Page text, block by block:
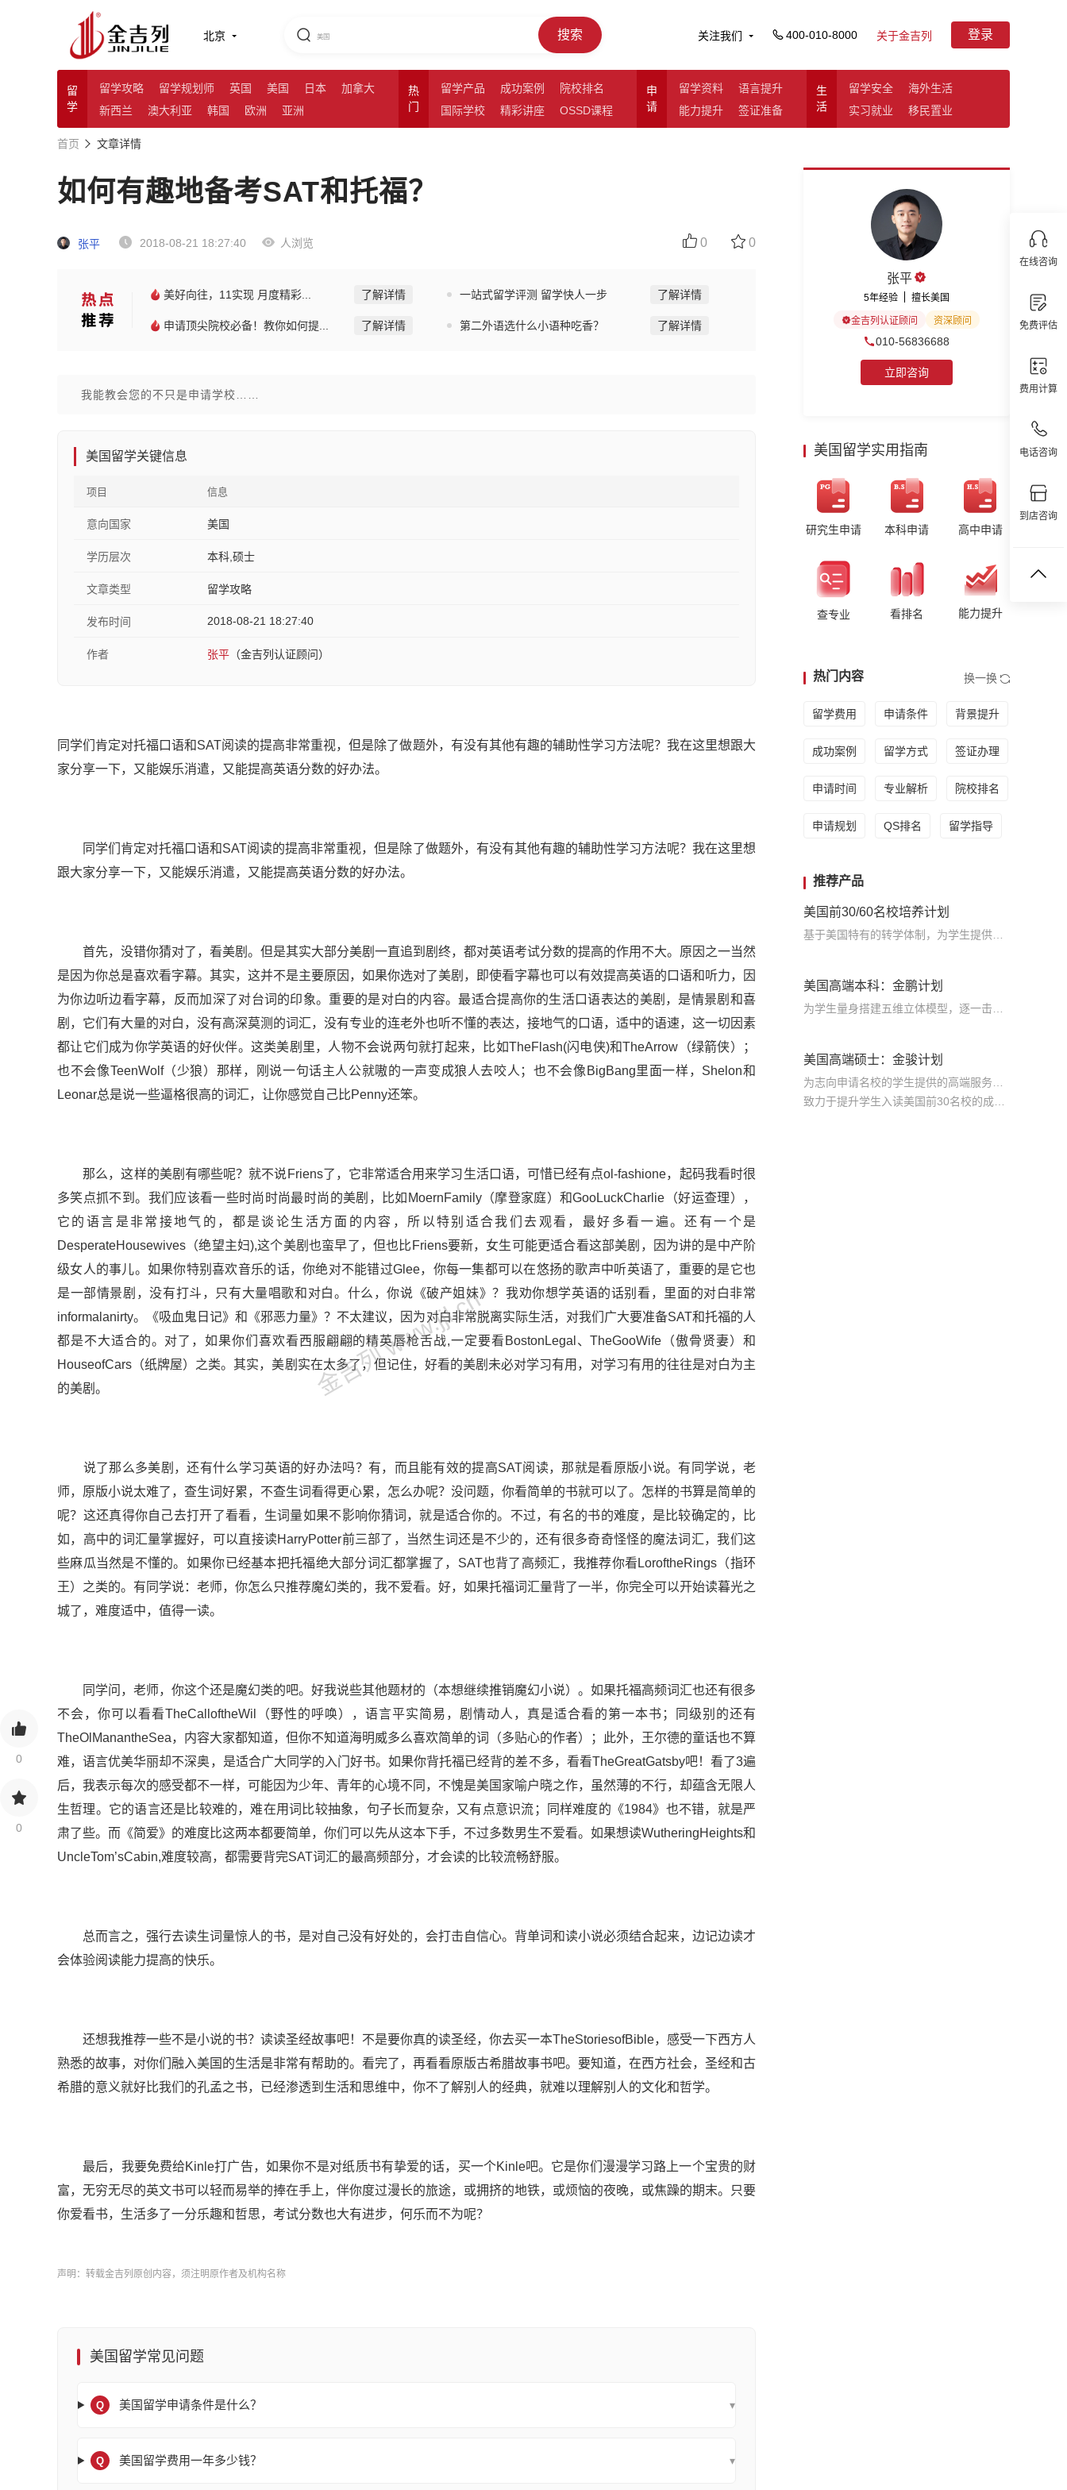
北京 搜索 关注我们 400-010-8000 关于金吉列 登录
留
学
留学攻略 留学规划师 英国 美国 日本
加拿大
新西兰
澳大利亚 韩国 欧洲 亚洲
热
门
留学产品 成功案例
院校排名
国际学校
精彩讲座 OSSD课程
申
请
留学资料
语言提升
能力提升
签证准备
生
活
留学安全
海外生活
实习就业
移民置业
在线咨询
免费评估
费用计算
电话咨询
到店咨询
0
0
首页 文章详情
如何有趣地备考SAT和托福？
张平 2018-08-21 18:27:40 人浏览 0 0
美好向往，11实现 月度精彩... 了解详情 一站式留学评测 留学快人一步 了解详情
申请顶尖院校必备！教你如何提... 了解详情 第二外语选什么小语种吃香？ 了解详情
我能教会您的不只是申请学校……
美国留学关键信息
项目 信息
意向国家 美国
学历层次 本科,硕士
文章类型 留学攻略
发布时间 2018-08-21 18:27:40
作者 张平 （金吉列认证顾问）
同学们肯定对托福口语和SAT阅读的提高非常重视，但是除了做题外，有没有其他有趣的辅助性学习方法呢？我在这里想跟大
家分享一下，又能娱乐消遣，又能提高英语分数的好办法。
同学们肯定对托福口语和SAT阅读的提高非常重视，但是除了做题外，有没有其他有趣的辅助性学习方法呢？我在这里想
跟大家分享一下，又能娱乐消遣，又能提高英语分数的好办法。
首先，没错你猜对了，看美剧。但是其实大部分美剧一直追到剧终，都对英语考试分数的提高的作用不大。原因之一当然
是因为你总是喜欢看字幕。其实，这并不是主要原因，如果你选对了美剧，即使看字幕也可以有效提高英语的口语和听力，因
为你边听边看字幕，反而加深了对台词的印象。重要的是对白的内容。最适合提高你的生活口语表达的美剧，是情景剧和喜
剧，它们有大量的对白，没有高深莫测的词汇，没有专业的连老外也听不懂的表达，接地气的口语，适中的语速，这一切因素
都让它们成为你学英语的好伙伴。这类美剧里，人物不会说两句就打起来，比如TheFlash(闪电侠)和TheArrow（绿箭侠）；
也不会像TeenWolf（少狼）那样，刚说一句话主人公就嗷的一声变成狼人去咬人；也不会像BigBang里面一样，Shelon和
Leonar总是说一些逼格很高的词汇，让你感觉自己比Penny还笨。
那么，这样的美剧有哪些呢？就不说Friens了，它非常适合用来学习生活口语，可惜已经有点ol-fashione，起码我看时很
多笑点抓不到。我们应该看一些时尚时尚最时尚的美剧，比如MoernFamily（摩登家庭）和GooLuckCharlie（好运查理），
它的语言是非常接地气的，都是谈论生活方面的内容，所以特别适合我们去观看，最好多看一遍。还有一个是
DesperateHousewives（绝望主妇),这个美剧也蛮早了，但也比Friens要新，女生可能更适合看这部美剧，因为讲的是中产阶
级女人的事儿。如果你特别喜欢音乐的话，你绝对不能错过Glee，你每一集都可以在悠扬的歌声中听英语了，重要的是它也
是一部情景剧，没有打斗，只有大量唱歌和对白。什么，你说《破产姐妹》？我劝你想学英语的话别看，里面的对白非常
informalanirty。《吸血鬼日记》和《邪恶力量》？不太建议，因为对白非常脱离实际生活，对我们广大要准备SAT和托福的人
都是不大适合的。对了，如果你们喜欢看西服翩翩的精英唇枪舌战,一定要看BostonLegal、TheGooWife（傲骨贤妻）和
HouseofCars（纸牌屋）之类。其实，美剧实在太多了，但记住，好看的美剧未必对学习有用，对学习有用的往往是对白为主
的美剧。
说了那么多美剧，还有什么学习英语的好办法吗？有，而且能有效的提高SAT阅读，那就是看原版小说。有同学说，老
师，原版小说太难了，查生词好累，不查生词看得更心累，怎么办呢？没问题，你看简单的书就可以了。怎样的书算是简单的
呢？这还真得你自己去打开了看看，生词量如果不影响你猜词，就是适合你的。不过，有名的书的难度，是比较确定的，比
如，高中的词汇量掌握好，可以直接读HarryPotter前三部了，当然生词还是不少的，还有很多奇奇怪怪的魔法词汇，我们这
些麻瓜当然是不懂的。如果你已经基本把托福绝大部分词汇都掌握了，SAT也背了高频汇，我推荐你看LoroftheRings（指环
王）之类的。有同学说：老师，你怎么只推荐魔幻类的，我不爱看。好，如果托福词汇量背了一半，你完全可以开始读暮光之
城了，难度适中，值得一读。
同学问，老师，你这个还是魔幻类的吧。好我说些其他题材的（本想继续推销魔幻小说）。如果托福高频词汇也还有很多
不会，你可以看看TheCalloftheWil（野性的呼唤），语言平实简易，剧情动人，真是适合看的第一本书；同级别的还有
TheOlManantheSea，内容大家都知道，但你不知道海明威多么喜欢简单的词（多贴心的作者）；此外，王尔德的童话也不算
难，语言优美华丽却不深奥，是适合广大同学的入门好书。如果你背托福已经背的差不多，看看TheGreatGatsby吧！看了3遍
后，我表示每次的感受都不一样，可能因为少年、青年的心境不同，不愧是美国家喻户晓之作，虽然薄的不行，却蕴含无限人
生哲理。它的语言还是比较难的，难在用词比较抽象，句子长而复杂，又有点意识流；同样难度的《1984》也不错，就是严
肃了些。而《简爱》的难度比这两本都要简单，你们可以先从这本下手，不过多数男生不爱看。如果想读WutheringHeights和
UncleTom’sCabin,难度较高，都需要背完SAT词汇的最高频部分，才会读的比较流畅舒服。
总而言之，强行去读生词量惊人的书，是对自己没有好处的，会打击自信心。背单词和读小说必须结合起来，边记边读才
会体验阅读能力提高的快乐。
还想我推荐一些不是小说的书？读读圣经故事吧！不是要你真的读圣经，你去买一本TheStoriesofBible，感受一下西方人
熟悉的故事，对你们融入美国的生活是非常有帮助的。看完了，再看看原版古希腊故事书吧。要知道，在西方社会，圣经和古
希腊的意义就好比我们的孔孟之书，已经渗透到生活和思维中，你不了解别人的经典，就难以理解别人的文化和哲学。
最后，我要免费给Kinle打广告，如果你不是对纸质书有挚爱的话，买一个Kinle吧。它是你们漫漫学习路上一个宝贵的财
富，无穷无尽的英文书可以轻而易举的捧在手上，伴你度过漫长的旅途，或拥挤的地铁，或烦恼的夜晚，或焦躁的期末。只要
你爱看书，生活多了一分乐趣和哲思，考试分数也大有进步，何乐而不为呢？
金吉列 www.jjl.cn
声明：转载金吉列原创内容，须注明原作者及机构名称
美国留学常见问题
Q 美国留学申请条件是什么？ ▾
Q 美国留学费用一年多少钱？ ▾
张平
5年经验 擅长美国
金吉列认证顾问 资深顾问
010-56836688
立即咨询
美国留学实用指南
研究生申请 本科申请 高中申请
查专业 看排名 能力提升
热门内容 换一换
留学费用 申请条件 背景提升
成功案例 留学方式 签证办理
申请时间 专业解析 院校排名
申请规划 QS排名 留学指导
推荐产品
美国前30/60名校培养计划
美国高端本科：金鹏计划
美国高端硕士：金骏计划